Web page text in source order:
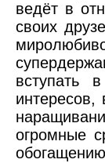
ведёт в
своих
вступать
огромные